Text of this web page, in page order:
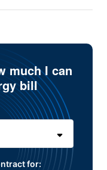
much I can
bill
for: